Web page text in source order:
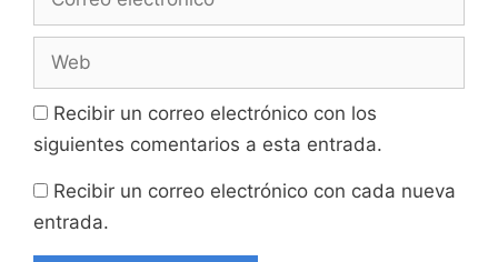
Web
Recibir un correo electrónico con los
siguientes comentarios a esta entrada.
Recibir un correo electrónico con cada nueva
entrada.